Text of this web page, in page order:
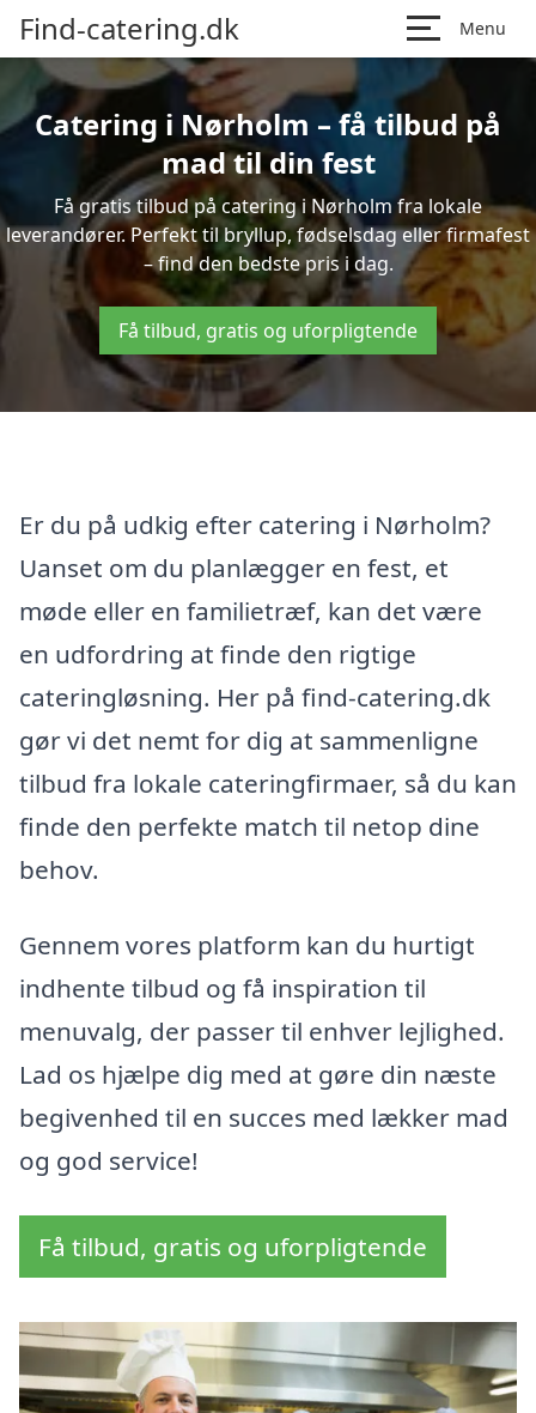
Find-catering.dk Menu
Catering i Nørholm – få tilbud på
mad til din fest
Få gratis tilbud på catering i Nørholm fra lokale
leverandører. Perfekt til bryllup, fødselsdag eller firmafest
– find den bedste pris i dag.
Få tilbud, gratis og uforpligtende
Er du på udkig efter catering i Nørholm?
Uanset om du planlægger en fest, et
møde eller en familietræf, kan det være
en udfordring at finde den rigtige
cateringløsning. Her på find-catering.dk
gør vi det nemt for dig at sammenligne
tilbud fra lokale cateringfirmaer, så du kan
finde den perfekte match til netop dine
behov.
Gennem vores platform kan du hurtigt
indhente tilbud og få inspiration til
menuvalg, der passer til enhver lejlighed.
Lad os hjælpe dig med at gøre din næste
begivenhed til en succes med lækker mad
og god service!
Få tilbud, gratis og uforpligtende